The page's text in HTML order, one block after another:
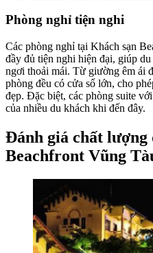
Phòng nghỉ tiện nghi
Các phòng nghỉ tại Khách sạn
đầy đủ tiện nghi hiện đại, giúp
ngơi thoải mái. Từ giường êm ái
phòng đều có cửa sổ lớn, cho
đẹp. Đặc biệt, các phòng suite
của nhiều du khách khi đến đây.
Đánh giá chất lượng
Beachfront Vũng